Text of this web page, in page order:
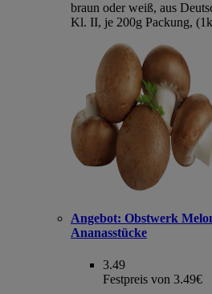
braun oder weiß, aus
Kl. II, je 200g Packung,
Angebot: Obstwerk
Ananasstücke
3.49
Festpreis von 3.49€